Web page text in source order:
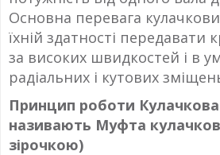
Основна перевага
їхній здатності
за високих швидкостей і в
радіальних і кутових
Принцип роботи
називають Муфта
зірочкою)